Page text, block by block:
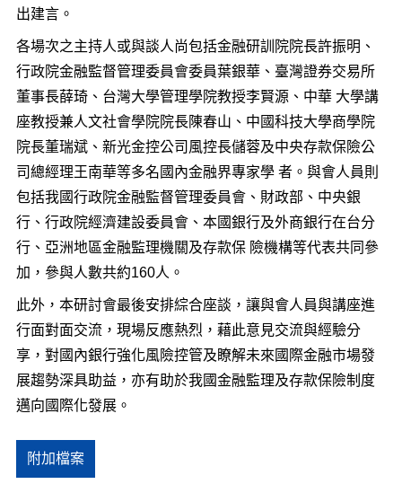
出建言。
各場次之主持人或與談人尚包括金融研訓院院長許振明、
行政院金融監督管理委員會委員葉銀華、臺灣證券交易所
董事長薛琦、台灣大學管理學院教授李賢源、中華 大學講
座教授兼人文社會學院院長陳春山、中國科技大學商學院
院長董瑞斌、新光金控公司風控長儲蓉及中央存款保險公
司總經理王南華等多名國內金融界專家學 者。與會人員則
包括我國行政院金融監督管理委員會、財政部、中央銀
行、行政院經濟建設委員會、本國銀行及外商銀行在台分
行、亞洲地區金融監理機關及存款保 險機構等代表共同參
加，參與人數共約160人。
此外，本研討會最後安排綜合座談，讓與會人員與講座進
行面對面交流，現場反應熱烈，藉此意見交流與經驗分
享，對國內銀行強化風險控管及瞭解未來國際金融市場發
展趨勢深具助益，亦有助於我國金融監理及存款保險制度
邁向國際化發展。
附加檔案